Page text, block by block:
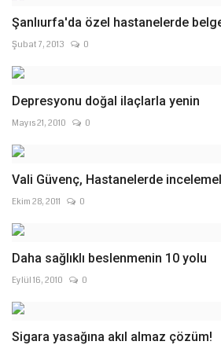
Şanlıurfa'da özel hastanelerde
Şubat 7, 2013 0
Depresyonu doğal ilaçlarla yenin
Mayıs 21, 2010 0
Vali Güvenç, Hastanelerde
Ekim 28, 2011 0
Daha sağlıklı beslenmenin 10 yolu
Eylül 16, 2010 0
Sigara yasağına akıl almaz çözüm!